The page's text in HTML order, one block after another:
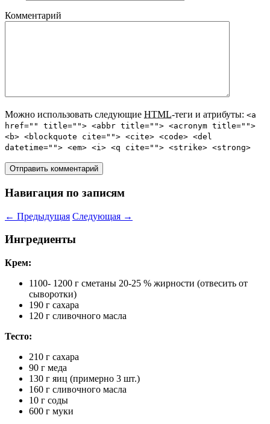
Комментарий
Можно использовать следующие HTML-теги и атрибуты: <a
href="" title=""> <abbr title=""> <acronym title="">
<b> <blockquote cite=""> <cite> <code> <del
datetime=""> <em> <i> <q cite=""> <strike> <strong>
Навигация по записям
← Предыдущая Следующая →
Ингредиенты
Крем:
1100- 1200 г сметаны 20-25 % жирности (отвесить от
сыворотки)
190 г сахара
120 г сливочного масла
Тесто:
210 г сахара
90 г меда
130 г яиц (примерно 3 шт.)
160 г сливочного масла
10 г соды
600 г муки